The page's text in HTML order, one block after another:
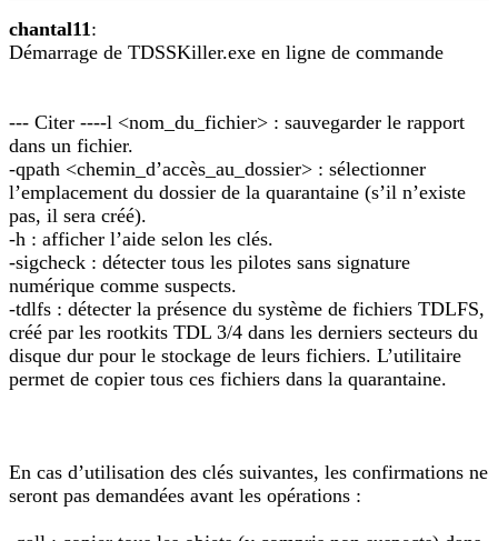
chantal11:
Démarrage de TDSSKiller.exe en ligne de commande
--- Citer ----l <nom_du_fichier> : sauvegarder le rapport
dans un fichier.
-qpath <chemin_d’accès_au_dossier> : sélectionner
l’emplacement du dossier de la quarantaine (s’il n’existe
pas, il sera créé).
-h : afficher l’aide selon les clés.
-sigcheck : détecter tous les pilotes sans signature
numérique comme suspects.
-tdlfs : détecter la présence du système de fichiers TDLFS,
créé par les rootkits TDL 3/4 dans les derniers secteurs du
disque dur pour le stockage de leurs fichiers. L’utilitaire
permet de copier tous ces fichiers dans la quarantaine.
En cas d’utilisation des clés suivantes, les confirmations ne
seront pas demandées avant les opérations :